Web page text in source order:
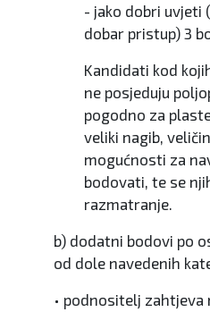
- jako dobri uvjeti
dobar pristup) 3
Kandidati kod
ne posjeduju
pogodno za
veliki nagib,
mogućnosti za
bodovati, te se
razmatranje.
b) dodatni bodovi po
od dole navedenih
• podnositelj zahtjeva